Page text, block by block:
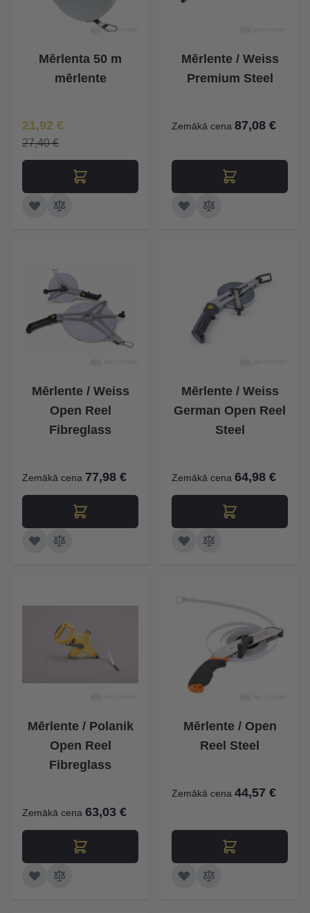
Mērlenta 50 m
mērlente
Īpaša Cena
21,92 €
27,40 €
Mērlente / Weiss
Premium Steel
Zemākā cena 87,08 €
Mērlente / Weiss
Open Reel
Fibreglass
Zemākā cena 77,98 €
Mērlente / Weiss
German Open Reel
Steel
Zemākā cena 64,98 €
Mērlente / Polanik
Open Reel
Fibreglass
Zemākā cena 63,03 €
Mērlente / Open
Reel Steel
Zemākā cena 44,57 €